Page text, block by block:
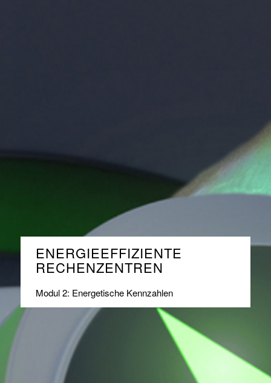
ENERGIEEFFIZIENTE
RECHENZENTREN
Modul 2: Energetische Kennzahlen